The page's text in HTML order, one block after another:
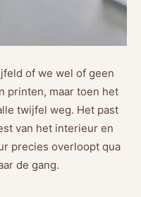
of we wel of geen
printen, maar toen het
twijfel weg. Het past
van het interieur en
precies overloopt qua
de gang.